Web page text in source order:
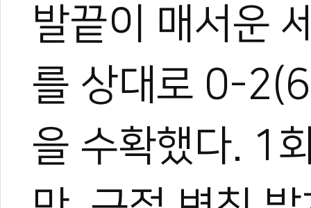
발끝이 매서운
를 상대로 0-
을 수확했다. 1